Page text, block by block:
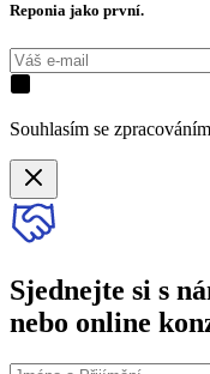
Reponia jako první.
Souhlasím se zpracováním
Sjednejte si s
nebo online